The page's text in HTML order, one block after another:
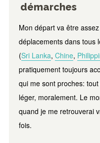
démarches
Mon départ va être
déplacements dans tous
(Sri Lanka, Chine,
pratiquement toujours
qui me sont proches:
léger, moralement. Le
quand je me retrouverai
fois.